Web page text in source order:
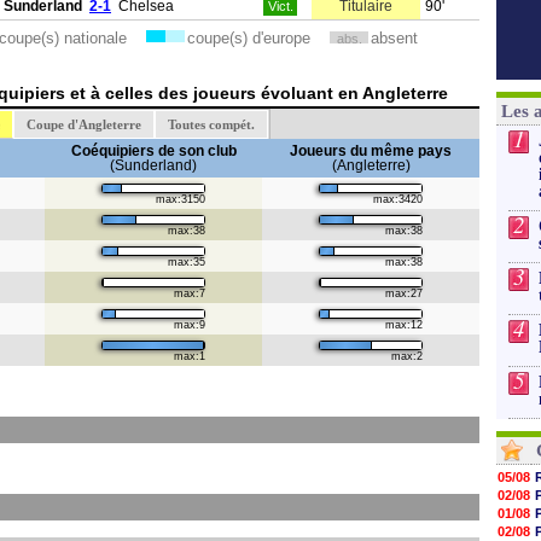
Sunderland 2-1 Chelsea Vict. Titulaire 90'
coupe(s) nationale coupe(s) d'europe abs. absent
et à celles des joueurs évoluant en Angleterre
Coupe d'Angleterre Toutes compét.
Coéquipiers de son club
(Sunderland)
Joueurs du même pays
(Angleterre)
max:3150 max:3420
max:38 max:38
max:35 max:38
max:7 max:27
max:9 max:12
max:1 max:2
Les
1
2
3
4
5
05/08
02/08
01/08
02/08